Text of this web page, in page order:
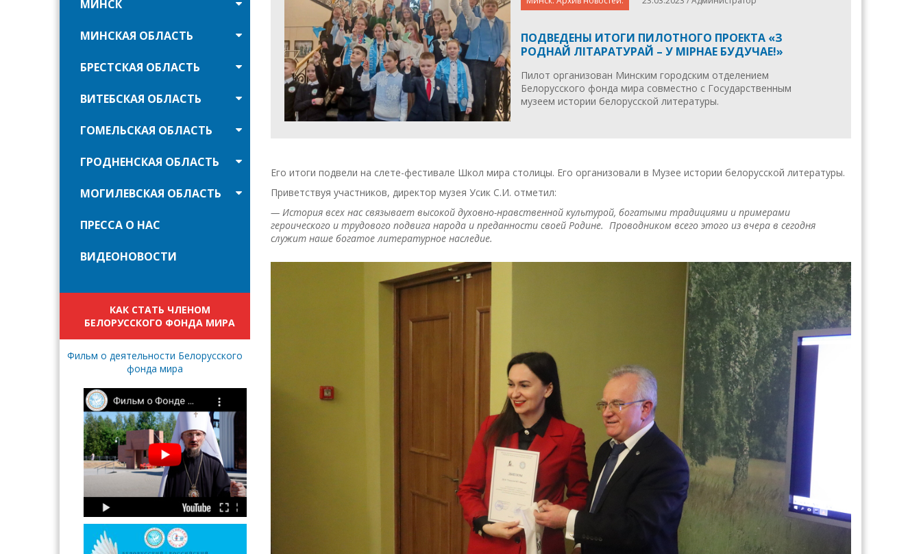
МИНСК
МИНСКАЯ ОБЛАСТЬ
БРЕСТСКАЯ ОБЛАСТЬ
ВИТЕБСКАЯ ОБЛАСТЬ
ГОМЕЛЬСКАЯ ОБЛАСТЬ
ГРОДНЕНСКАЯ ОБЛАСТЬ
МОГИЛЕВСКАЯ ОБЛАСТЬ
ПРЕССА О НАС
ВИДЕОНОВОСТИ
КАК СТАТЬ ЧЛЕНОМ
БЕЛОРУССКОГО ФОНДА МИРА
Фильм о деятельности Белорусского
фонда мира
ПОДВЕДЕНЫ ИТОГИ ПИЛОТНОГО ПРОЕКТА «З
РОДНАЙ ЛIТАРАТУРАЙ – У МIРНАЕ БУДУЧАЕ!»
Пилот организован Минским городским отделением
Белорусского фонда мира совместно с Государственным
музеем истории белорусской литературы.
Его итоги подвели на слете-фестивале Школ мира столицы. Его организовали в Музее истории белорусской литературы.
Приветствуя участников, директор музея Усик С.И. отметил:
— История всех нас связывает высокой духовно-нравственной культурой, богатыми традициями и примерами
героического и трудового подвига народа и преданности своей Родине. Проводником всего этого из вчера в сегодня
служит наше богатое литературное наследие.